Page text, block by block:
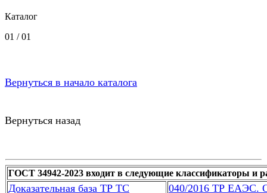
Каталог
01 /01
Вернуться в начало каталога
Вернуться назад
ГОСТ 34942-2023 входит в следующие классификаторы и
Доказательная база ТР ТС
040/2016 ТР ЕАЭС.